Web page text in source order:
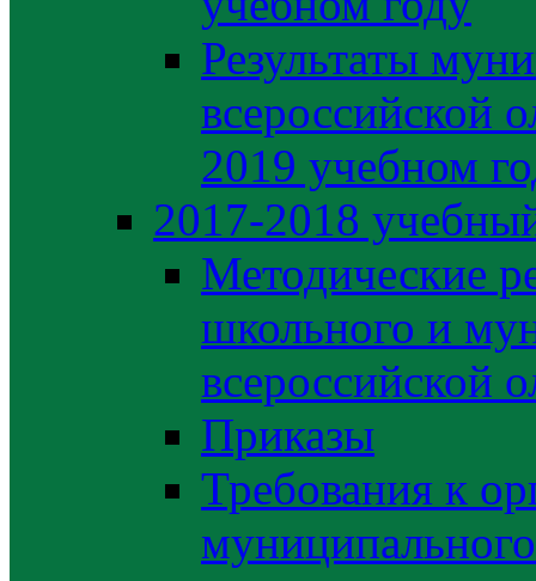
Результаты
всероссийской
2019 учебном
2017-2018
Методические
школьного и
всероссийской
Приказы
Требования к